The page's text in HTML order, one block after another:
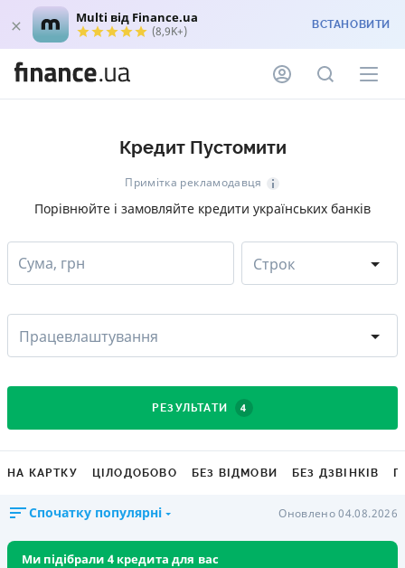
Multi від Finance.ua
(8,9K+) ВСТАНОВИТИ
Кредит Пустомити
Примітка рекламодавця
Порівнюйте і замовляйте кредити українських банків
Сума, грн Строк
Працевлаштування
РЕЗУЛЬТАТИ 4
НА КАРТКУ ЦІЛОДОБОВО БЕЗ ВІДМОВИ БЕЗ ДЗВІНКІВ
Спочатку популярні Оновлено 04.08.2026
Ми підібрали 4 кредита для вас